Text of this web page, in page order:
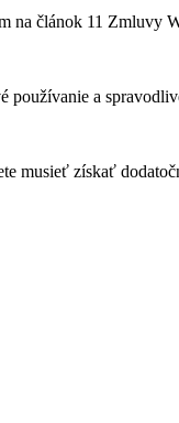
na článok 11 Zmluvy
a
musieť získať